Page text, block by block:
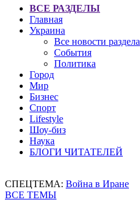
ВСЕ РАЗДЕЛЫ
Главная
Украина
Все новости раздела
События
Политика
Город
Мир
Бизнес
Спорт
Lifestyle
Шоу-биз
Наука
БЛОГИ ЧИТАТЕЛЕЙ
СПЕЦТЕМА: Война в Иране
ВСЕ ТЕМЫ